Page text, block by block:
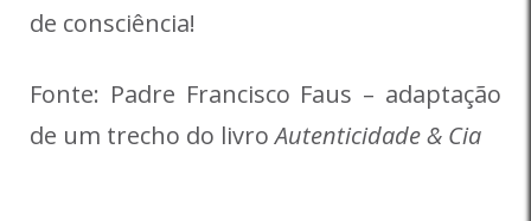
de consciência!
Fonte: Padre Francisco Faus – adaptação
de um trecho do livroAutenticidade & Cia